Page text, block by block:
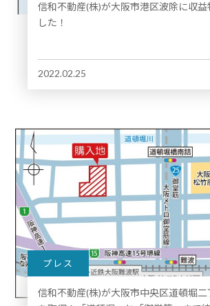
信和不動産(株)が大阪市港区波除に収益
した！
2022.02.25
プレス
信和不動産(株)が大阪市中央区道頓堀